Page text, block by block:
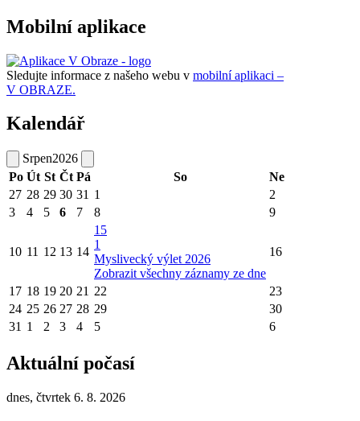
Mobilní aplikace
Sledujte informace z našeho webu v mobilní aplikaci –
V OBRAZE.
Kalendář
Srpen2026
Po Út St Čt Pá So
Ne
27 28 29 30 31 1
2
3
4 5 6 7 8 9
10 11 12 13 14
15
1
Myslivecký výlet 2026
Zobrazit všechny záznamy ze dne
16
17 18 19 20 21 22
23
24 25 26 27 28 29
30
31 1 2 3 4 5 6
Aktuální počasí
dnes, čtvrtek 6. 8. 2026